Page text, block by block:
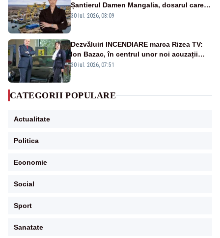
Șantierul Damen Mangalia, dosarul care
scufundă apărarea României
30 iul. 2026, 08:09
Dezvăluiri INCENDIARE marca Rizea TV:
Ion Bazac, în centrul unor noi acuzații
publice
30 iul. 2026, 07:51
CATEGORII POPULARE
Actualitate
Politica
Economie
Social
Sport
Sanatate